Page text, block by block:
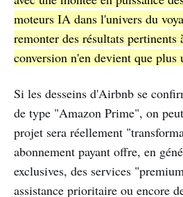
moteurs IA dans l'univers du
remonter des résultats
conversion n'en devient que plus
Si les desseins d'Airbnb se
de type "Amazon Prime", on
projet sera réellement
abonnement payant offre, en
exclusives, des services
assistance prioritaire ou encore